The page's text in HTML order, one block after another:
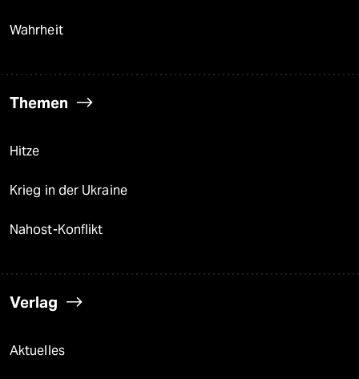
Wahrheit
Themen
Hitze
Krieg in der Ukraine
Nahost-Konflikt
Verlag
Aktuelles